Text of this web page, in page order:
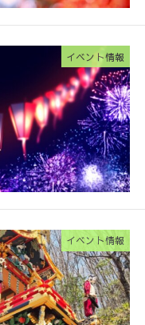
イベント情報
イベント情報